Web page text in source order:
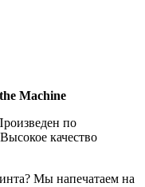
Machine
по
качество
Мы напечатаем на